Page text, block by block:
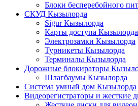
Блоки бесперебойного
СКУД Кызылорда
Sigur Кызылорда
Карты доступа Кызылорда
Электрозамки Кызылорда
Турникеты Кызылорда
Терминалы Кызылорда
Дорожные блокираторы
Шлагбаумы Кызылорда
Система умный дом Кызылорда
Видеорегистраторы и жесткие